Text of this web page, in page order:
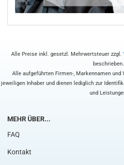
Alle Preise inkl. gesetzl. Mehrwertsteuer zzgl.
beschrieben.
Alle aufgeführten Firmen-, Markennamen und
jeweiligen Inhaber und dienen lediglich zur
und
MEHR ÜBER...
FAQ
Kontakt